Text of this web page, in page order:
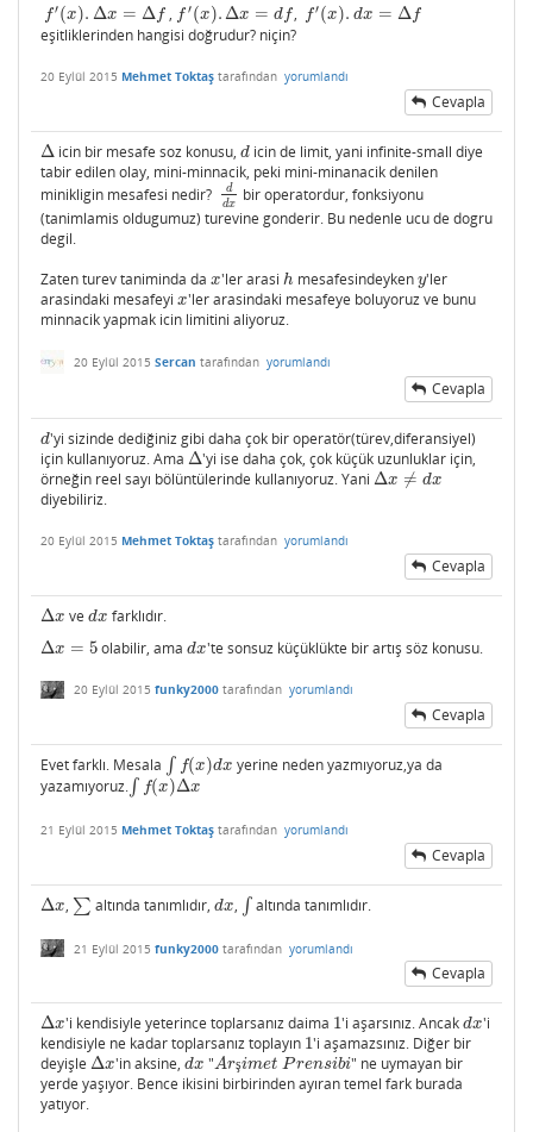
f′(x). Δx = Δf
f′(x).Δx =Δf , f ′(x).Δx = d f
f′(x).Δx=df , f′(x). dx = Δf
f′(x).dx=Δf
eşitliklerinden hangisi doğrudur? niçin?
20 Eylül 2015 Mehmet Toktaş tarafından yorumlandı
Cevapla
Δ
Δ icin bir mesafe soz konusu,d
d icin de limit, yani infinite-small diye
tabir edilen olay, mini-minnacik, peki mini-minanacik denilen
minikligin mesafesi nedir?
d
dx
ddx bir operatordur, fonksiyonu
(tanimlamis oldugumuz) turevine gonderir. Bu nedenle ucu de dogru
degil.
Zaten turev taniminda da x
x'ler arasi h
h mesafesindeyken y
y'ler
arasindaki mesafeyi x
x'ler arasindaki mesafeye boluyoruz ve bunu
minnacik yapmak icin limitini aliyoruz.
20 Eylül 2015 Sercan tarafından yorumlandı
Cevapla
d
d'yi sizinde dediğiniz gibi daha çok bir operatör(türev,diferansiyel)
için kullanıyoruz. Ama Δ
Δ 'yi ise daha çok, çok küçük uzunluklar için,
örneğin reel sayı bölüntülerinde kullanıyoruz. Yani Δx ≠ dx
Δx≠ dx
diyebiliriz.
20 Eylül 2015 Mehmet Toktaş tarafından yorumlandı
Cevapla
Δx
Δx ve dx
dx farklıdır.
Δx = 5
Δx= 5 olabilir, amadx
dx 'te sonsuz küçüklükte bir artış söz konusu.
20 Eylül 2015 funky2000 tarafından yorumlandı
Cevapla
Evet farklı. Mesala ∫ f(x)dx
∫f x)dx
yerine neden yazmıyoruz,ya da
yazamıyoruz.∫ f(x)Δx
∫f x)Δx
21 Eylül 2015 Mehmet Toktaş tarafından yorumlandı
Cevapla
Δx
Δx , ∑
∑ altında tanımlıdır,dx
dx , ∫
∫ altında tanımlıdır.
21 Eylül 2015 funky2000 tarafından yorumlandı
Cevapla
Δx
Δx 'i kendisiyle yeterince toplarsanız daima 1
1'i aşarsınız. Ancakdx
dx 'i
kendisiyle ne kadar toplarsanız toplayın 1
1'i aşamazsınız. Diğer bir
deyişle Δx
Δx 'in aksine, dx
dx "Arşimet Prensibi
ArşimetP rensibi
" ne uymayan bir
yerde yaşıyor. Bence ikisini birbirinden ayıran temel fark burada
yatıyor.